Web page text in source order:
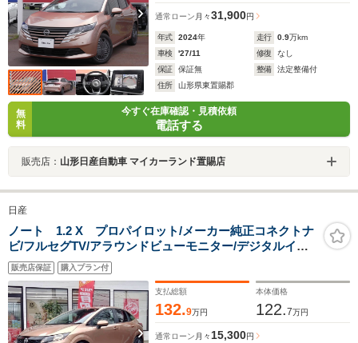
通常ローン 月々31,900円
年式 2024年 走行 0.9万km
車検
'27/11 修復
なし
保証
保証無 整備
法定整備付
住所
山形県東置賜郡
無
料
今すぐ在庫確認・見積依頼
電話する
販売店： 山形日産自動車 マイカーランド置賜店
日産
ノート 1.2 X プロパイロット/メーカー純正コネクトナ
ビ/フルセグTV/アラウンドビューモニター/デジタルイン
ナーミラー/ワイヤレス充電/ETC/インテリジェントキー/
プッシュスタート/エマージェンシーブレーキ/車検整備付
き
販売店保証 購入プラン付
支払総額
132.9万円
本体価格
122.7万円
通常ローン 月々15,300円